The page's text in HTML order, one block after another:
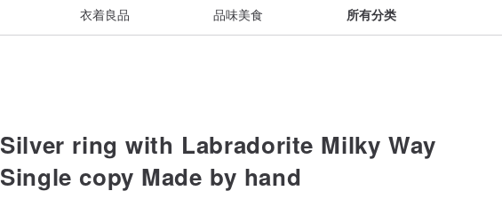
衣着良品 品味美食 所有分类
Silver ring with Labradorite Milky Way
Single copy Made by hand